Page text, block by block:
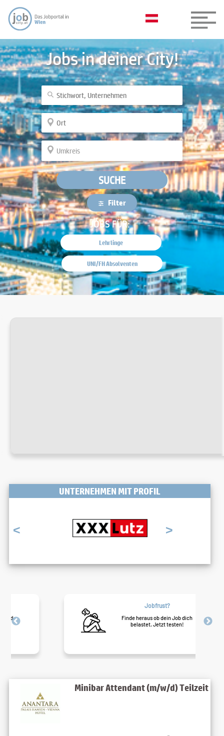
Jobs in deiner City!
SUCHE
Filter
JOBS FÜR:
Lehrlinge
UNI/FH Absolventen
UNTERNEHMEN MIT PROFIL
< >
Finde heraus ob dein Job dich
belastet. Jetzt testen!
Minibar Attendant (m/w/d) Teilzeit